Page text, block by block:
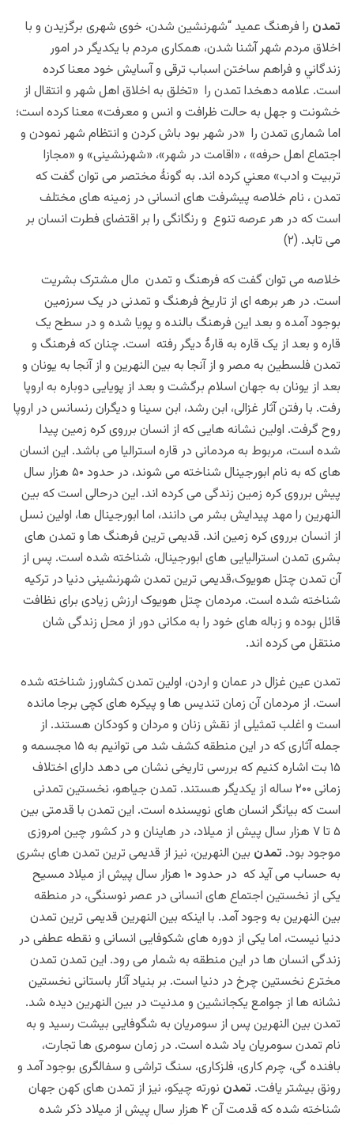
تمدن را فرهنگ عمید “شهرنشين شدن، خوی شهری برگزيدن و با
اخلاق مردم شهر آشنا شدن، همكاری مردم با يكديگر در امور
زندگاني و فراهم ساختن اسباب ترقی و آسايش خود معنا کرده
است. علامه دهخدا تمدن را «تخلق به اخلاق اهل شهر و انتقال از
خشونت و جهل به حالت ظرافت و انس و معرفت» معنا کرده است؛
اما شماری تمدن را «در شهر بود باش كردن و انتظام شهر نمودن و
اجتماع اهل حرفه» ، «اقامت در شهر»، «شهرنشينی» و «مجازا
تربيت و ادب» معني كرده اند. به گونۀ مختصر می توان گفت که
تمدن ، نام خلاصه پیشرفت های انسانی در زمینه های مختلف
است که در هر عرصه تنوع و رنگانگی را بر اقتضای فطرت انسان بر
می تابد. (۲)
خلاصه می توان گفت که فرهنگ و تمدن مال مشترک بشریت
است. در هر برهه ای از تاریخ فرهنگ و تمدنی در یک سرزمین
بوجود آمده و بعد این فرهنگ بالنده و پویا شده و در سطح یک
قاره و بعد از یک قاره به قارۀ دیگر رفته است. چنان که فرهنگ و
تمدن فلسطین به مصر و از آنجا به بین النهرین و از آنجا به یونان و
بعد از یونان به جهان اسلام برگشت و بعد از پویایی دوباره به اروپا
رفت. با رفتن آثار غزالی، ابن رشد، ابن سینا و دیگران رنسانس در اروپا
روح گرفت. اولین نشانه هایی که از انسان برروی کره زمین پیدا
شده است، مربوط به مردمانی در قاره استرالیا می باشد. این انسان
های که به نام ابورجینال شناخته می شوند، در حدود ۵۰ هزار سال
پیش برروی کره زمین زندگی می کرده اند. این درحالی است که بین
النهرین را مهد پیدایش بشر می دانند، اما ابورجینال ها، اولین نسل
از انسان برروی کره زمین اند. قدیمی ترین فرهنگ ها و تمدن های
بشری تمدن استرالیایی های ابورجینال، شناخته شده است. پس از
آن تمدن چتل هویوک،قدیمی ترین تمدن شهرنشینی دنیا در ترکیه
شناخته شده است. مردمان چتل هویوک ارزش زیادی برای نظافت
قائل بوده و زباله های خود را به مکانی دور از محل زندگی شان
منتقل می کرده اند.
تمدن عین غزال در عمان و اردن، اولین تمدن کشاورز شناخته شده
است. از مردمان آن زمان تندیس ها و پیکره های کچی برجا مانده
است و اغلب تمثیلی از نقش زنان و مردان و کودکان هستند. از
جمله آثاری که در این منطقه کشف شد می توانیم به ۱۵ مجسمه و
۱۵ بت اشاره کنیم که بررسی تاریخی نشان می دهد دارای اختلاف
زمانی ۲۰۰ ساله از یکدیگر هستند.
تمدن جیاهو، نخستین تمدنی
است که بیانگر انسان های نویسنده است. این تمدن با قدمتی بین
۵ تا ۷ هزار سال پیش از میلاد، در هاینان و در کشور چین امروزی
موجود بود. تمدن بین النهرین، نیز از قدیمی ترین تمدن های بشری
به حساب می آید که در حدود ۱۰ هزار سال پیش از میلاد مسیح
یکی از نخستین اجتماع های انسانی در عصر نوسنگی، در منطقه
بین النهرین به وجود آمد. با اینکه بین النهرین قدیمی ترین تمدن
دنیا نیست، اما یکی از دوره های شکوفایی انسانی و نقطه عطفی در
زندگی انسان ها در این منطقه به شمار می رود. این تمدن تمدن
مخترع نخستین چرخ در دنیا است. بر بنیاد آثار باستانی نخستین
نشانه ها از جوامع یکجانشین و مدنیت در بین النهرین دیده شد.
تمدن بین النهرین پس از سومریان به شگوفایی بیشت رسید و به
نام تمدن سومریان یاد شده است. در زمان سومری ها تجارت،
بافنده گی، چرم کاری، فلزکاری، سنگ تراشی و سفالگری بوجود آمد و
رونق بیشتر یافت. تمدن نورته چیکو، نیز از تمدن های کهن جهان
شناخته شده که قدمت آن ۴ هزار سال پیش از میلاد ذکر شده